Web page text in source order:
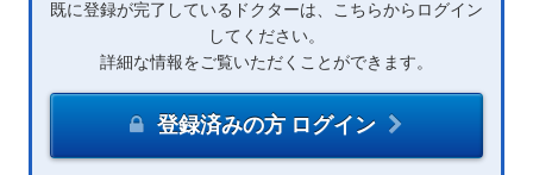
既に登録が完了しているドクターは、こちらからログイン
してください。
詳細な情報をご覧いただくことができます。
登録済みの方 ログイン